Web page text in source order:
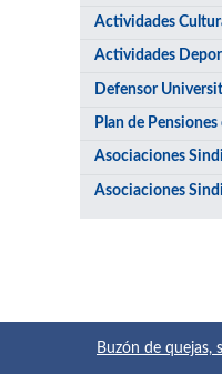
Actividades
Actividades
Defensor
Plan de Pensiones
Asociaciones
Asociaciones
Buzón de quejas,